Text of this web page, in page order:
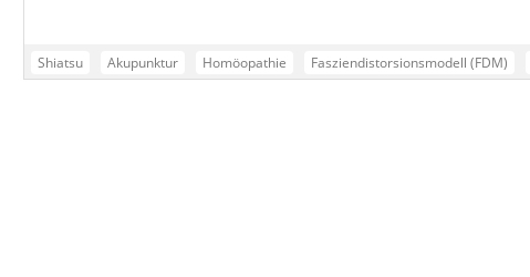
Shiatsu Akupunktur Homöopathie Fasziendistorsionsmodell (FDM)